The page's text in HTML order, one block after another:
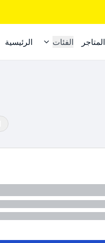
الرئيسية الفئات المتاجر